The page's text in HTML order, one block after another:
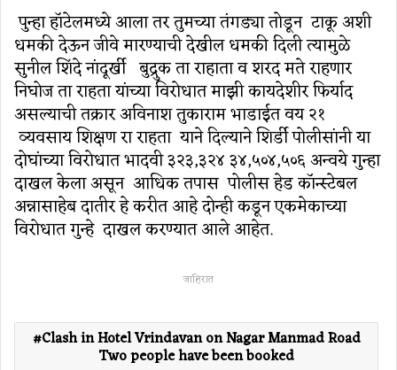
पुन्हा हॉटेलमध्ये आला तर तुमच्या तंगड्या तोडून टाकू अशी
धमकी देऊन जीवे मारण्याची देखील धमकी दिली त्यामुळे
सुनील शिंदे नांदूर्खी बुद्रुक ता राहाता व शरद मते राहणार
निघोज ता राहता यांच्या विरोधात माझी कायदेशीर फिर्याद
असल्याची तक्रार अविनाश तुकाराम भाडाईत वय २१
व्यवसाय शिक्षण रा राहता याने दिल्याने शिर्डी पोलीसांनी या
दोघांच्या विरोधात भादवी ३२३,३२४ ३४,५०४,५०६ अन्वये गुन्हा
दाखल केला असून आधिक तपास पोलीस हेड कॉन्स्टेबल
अन्नासाहेब दातीर हे करीत आहे दोन्ही कडून एकमेकाच्या
विरोधात गुन्हे दाखल करण्यात आले आहेत.
जाहिरात
Clash in Hotel Vrindavan on Nagar Manmad Road
Two people have been booked